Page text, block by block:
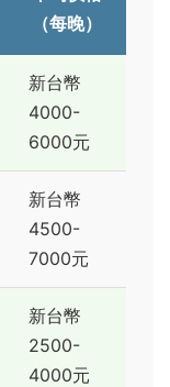
（每晚）
新台幣
4000-
6000元
新台幣
4500-
7000元
新台幣
2500-
4000元